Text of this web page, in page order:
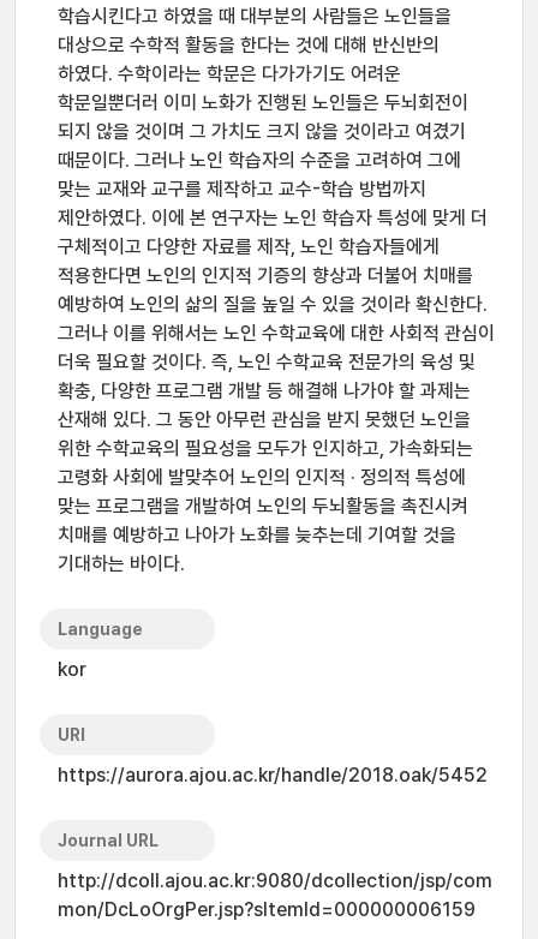
학습시킨다고 하였을 때 대부분의 사람들은 노인들을
대상으로 수학적 활동을 한다는 것에 대해 반신반의
하였다. 수학이라는 학문은 다가가기도 어려운
학문일뿐더러 이미 노화가 진행된 노인들은 두뇌회전이
되지 않을 것이며 그 가치도 크지 않을 것이라고 여겼기
때문이다. 그러나 노인 학습자의 수준을 고려하여 그에
맞는 교재와 교구를 제작하고 교수-학습 방법까지
제안하였다. 이에 본 연구자는 노인 학습자 특성에 맞게 더
구체적이고 다양한 자료를 제작, 노인 학습자들에게
적용한다면 노인의 인지적 기증의 향상과 더불어 치매를
예방하여 노인의 삶의 질을 높일 수 있을 것이라 확신한다.
그러나 이를 위해서는 노인 수학교육에 대한 사회적 관심이
더욱 필요할 것이다. 즉, 노인 수학교육 전문가의 육성 및
확충, 다양한 프로그램 개발 등 해결해 나가야 할 과제는
산재해 있다. 그 동안 아무런 관심을 받지 못했던 노인을
위한 수학교육의 필요성을 모두가 인지하고, 가속화되는
고령화 사회에 발맞추어 노인의 인지적 · 정의적 특성에
맞는 프로그램을 개발하여 노인의 두뇌활동을 촉진시켜
치매를 예방하고 나아가 노화를 늦추는데 기여할 것을
기대하는 바이다.
Language
kor
URI
https://aurora.ajou.ac.kr/handle/2018.oak/5452
Journal URL
http://dcoll.ajou.ac.kr:9080/dcollection/jsp/com
mon/DcLoOrgPer.jsp?sItemId=000000006159